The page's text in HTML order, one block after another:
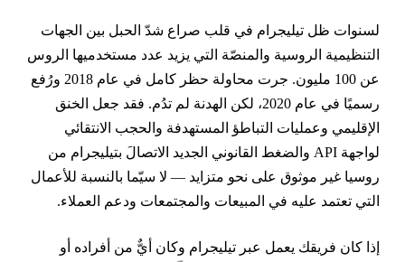
ظل تيليجرام في قلب صراع شدّ الحبل بين الجهات
الروسية والمنصّة التي يزيد عدد مستخدميها الروس
عن 100 مليون. جرت محاولة حظر كامل في عام 2018 ورُفع
رسميًا في عام 2020، لكن الهدنة لم تدُم. فقد جعل الخنق
وعمليات التباطؤ المستهدفة والحجب الانتقائي
لواجهة API والضغط القانوني الجديد الاتصالَ بتيليجرام من
غير موثوق على نحو متزايد — لا سيّما بالنسبة للأعمال
تعتمد عليه في المبيعات والمجتمعات ودعم العملاء.
كان فريقك يعمل عبر تيليجرام وكان أيٌّ من أفراده أو